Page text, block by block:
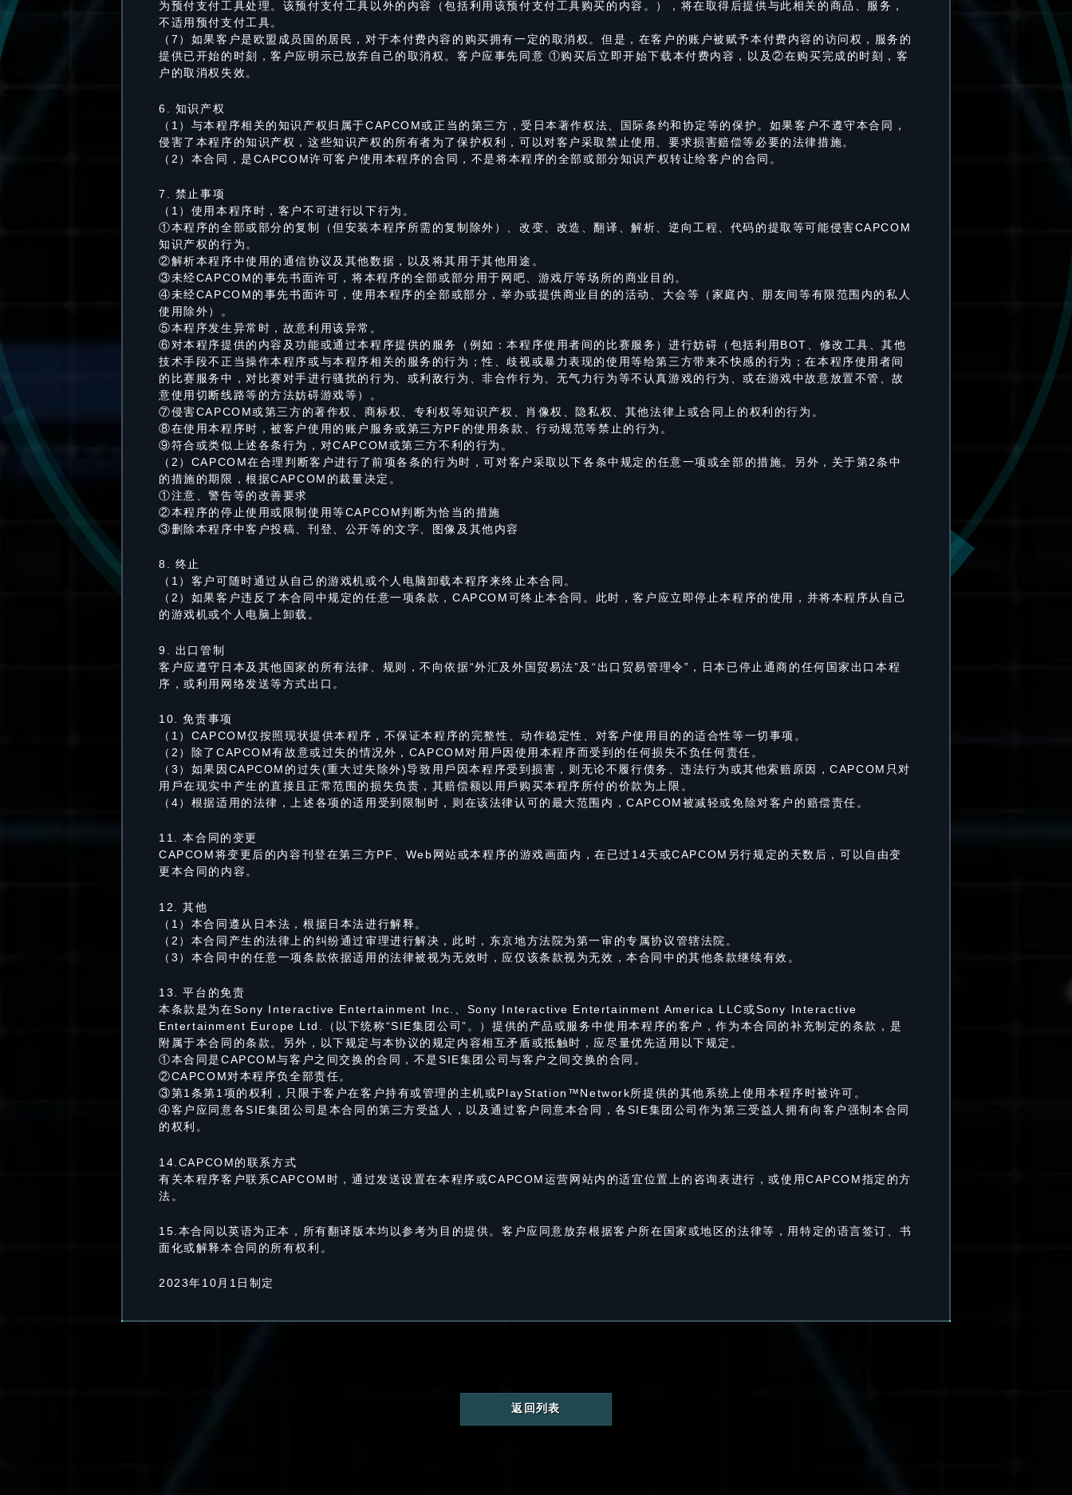
为预付支付工具处理。该预付支付工具以外的内容（包括利用该预付支付工具购买的内容。），将在取得后提供与此相关的商品、服务，
不适用预付支付工具。
（7）如果客户是欧盟成员国的居民，对于本付费内容的购买拥有一定的取消权。但是，在客户的账户被赋予本付费内容的访问权，服务的
提供已开始的时刻，客户应明示已放弃自己的取消权。客户应事先同意 ①购买后立即开始下载本付费内容，以及②在购买完成的时刻，客
户的取消权失效。
6. 知识产权
（1）与本程序相关的知识产权归属于CAPCOM或正当的第三方，受日本著作权法、国际条约和协定等的保护。如果客户不遵守本合同，
侵害了本程序的知识产权，这些知识产权的所有者为了保护权利，可以对客户采取禁止使用、要求损害赔偿等必要的法律措施。
（2）本合同，是CAPCOM许可客户使用本程序的合同，不是将本程序的全部或部分知识产权转让给客户的合同。
7. 禁止事项
（1）使用本程序时，客户不可进行以下行为。
①本程序的全部或部分的复制（但安装本程序所需的复制除外）、改变、改造、翻译、解析、逆向工程、代码的提取等可能侵害CAPCOM
知识产权的行为。
②解析本程序中使用的通信协议及其他数据，以及将其用于其他用途。
③未经CAPCOM的事先书面许可，将本程序的全部或部分用于网吧、游戏厅等场所的商业目的。
④未经CAPCOM的事先书面许可，使用本程序的全部或部分，举办或提供商业目的的活动、大会等（家庭内、朋友间等有限范围内的私人
使用除外）。
⑤本程序发生异常时，故意利用该异常。
⑥对本程序提供的内容及功能或通过本程序提供的服务（例如：本程序使用者间的比赛服务）进行妨碍（包括利用BOT、修改工具、其他
技术手段不正当操作本程序或与本程序相关的服务的行为；性、歧视或暴力表现的使用等给第三方带来不快感的行为；在本程序使用者间
的比赛服务中，对比赛对手进行骚扰的行为、或利敌行为、非合作行为、无气力行为等不认真游戏的行为、或在游戏中故意放置不管、故
意使用切断线路等的方法妨碍游戏等）。
⑦侵害CAPCOM或第三方的著作权、商标权、专利权等知识产权、肖像权、隐私权、其他法律上或合同上的权利的行为。
⑧在使用本程序时，被客户使用的账户服务或第三方PF的使用条款、行动规范等禁止的行为。
⑨符合或类似上述各条行为，对CAPCOM或第三方不利的行为。
（2）CAPCOM在合理判断客户进行了前项各条的行为时，可对客户采取以下各条中规定的任意一项或全部的措施。另外，关于第2条中
的措施的期限，根据CAPCOM的裁量决定。
①注意、警告等的改善要求
②本程序的停止使用或限制使用等CAPCOM判断为恰当的措施
③删除本程序中客户投稿、刊登、公开等的文字、图像及其他内容
8. 终止
（1）客户可随时通过从自己的游戏机或个人电脑卸载本程序来终止本合同。
（2）如果客户违反了本合同中规定的任意一项条款，CAPCOM可终止本合同。此时，客户应立即停止本程序的使用，并将本程序从自己
的游戏机或个人电脑上卸载。
9. 出口管制
客户应遵守日本及其他国家的所有法律、规则，不向依据“外汇及外国贸易法”及“出口贸易管理令”，日本已停止通商的任何国家出口本程
序，或利用网络发送等方式出口。
10. 免责事项
（1）CAPCOM仅按照现状提供本程序，不保证本程序的完整性、动作稳定性、对客户使用目的的适合性等一切事项。
（2）除了CAPCOM有故意或过失的情况外，CAPCOM对用戶因使用本程序而受到的任何损失不负任何责任。
（3）如果因CAPCOM的过失(重大过失除外)导致用戶因本程序受到损害，则无论不履行债务、违法行为或其他索赔原因，CAPCOM只对
用戶在现实中产生的直接且正常范围的损失负责，其赔偿额以用戶购买本程序所付的价款为上限。
（4）根据适用的法律，上述各项的适用受到限制时，则在该法律认可的最大范围内，CAPCOM被减轻或免除对客户的赔偿责任。
11. 本合同的变更
CAPCOM将变更后的内容刊登在第三方PF、Web网站或本程序的游戏画面内，在已过14天或CAPCOM另行规定的天数后，可以自由变
更本合同的内容。
12. 其他
（1）本合同遵从日本法，根据日本法进行解释。
（2）本合同产生的法律上的纠纷通过审理进行解决，此时，东京地方法院为第一审的专属协议管辖法院。
（3）本合同中的任意一项条款依据适用的法律被视为无效时，应仅该条款视为无效，本合同中的其他条款继续有效。
13. 平台的免责
本条款是为在Sony Interactive Entertainment Inc.、Sony Interactive Entertainment America LLC或Sony Interactive
Entertainment Europe Ltd.（以下统称“SIE集团公司”。）提供的产品或服务中使用本程序的客户，作为本合同的补充制定的条款，是
附属于本合同的条款。另外，以下规定与本协议的规定内容相互矛盾或抵触时，应尽量优先适用以下规定。
①本合同是CAPCOM与客户之间交换的合同，不是SIE集团公司与客户之间交换的合同。
②CAPCOM对本程序负全部责任。
③第1条第1项的权利，只限于客户在客户持有或管理的主机或PlayStation™Network所提供的其他系统上使用本程序时被许可。
④客户应同意各SIE集团公司是本合同的第三方受益人，以及通过客户同意本合同，各SIE集团公司作为第三受益人拥有向客户强制本合同
的权利。
14.CAPCOM的联系方式
有关本程序客户联系CAPCOM时，通过发送设置在本程序或CAPCOM运营网站内的适宜位置上的咨询表进行，或使用CAPCOM指定的方
法。
15.本合同以英语为正本，所有翻译版本均以参考为目的提供。客户应同意放弃根据客户所在国家或地区的法律等，用特定的语言签订、书
面化或解释本合同的所有权利。
2023年10月1日制定
返回列表